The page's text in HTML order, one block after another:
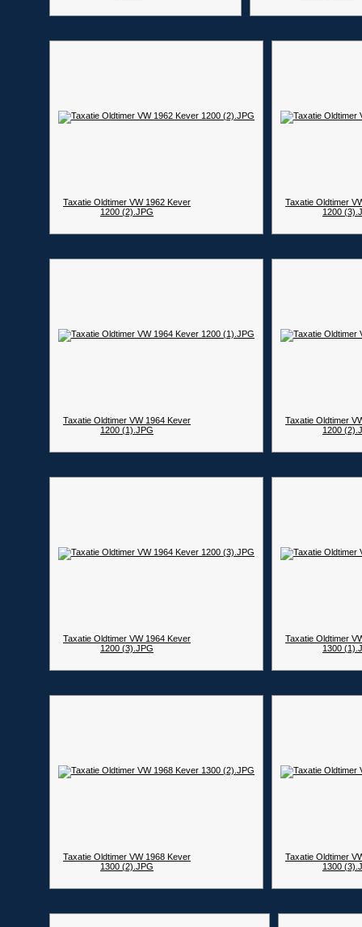
Taxatie Oldtimer VW 1962 Kever
1200 (2).JPG
Taxatie Oldtimer
1200
Taxatie Oldtimer VW 1964 Kever
1200 (1).JPG
Taxatie Oldtimer
1200
Taxatie Oldtimer VW 1964 Kever
1200 (3).JPG
Taxatie Oldtimer
1300
Taxatie Oldtimer VW 1968 Kever
1300 (2).JPG
Taxatie Oldtimer
1300